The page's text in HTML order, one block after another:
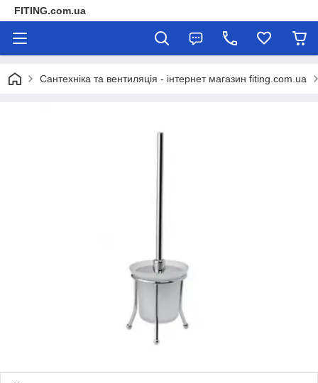
FITING.com.ua
Сантехніка та вентиляція - інтернет магазин fiting.com.ua